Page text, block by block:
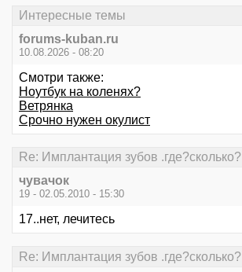
Интересные темы
forums-kuban.ru
10.08.2026 - 08:20
Смотри также:
Ноутбук на коленях?
Ветрянка
Срочно нужен окулист
Re: Имплантация зубов .где?сколько?
чувачок
19 - 02.05.2010 - 15:30
17..нет, лечитесь
Re: Имплантация зубов .где?сколько?